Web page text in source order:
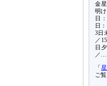
金
明
日
日
3日
／
日
／…
「
ご